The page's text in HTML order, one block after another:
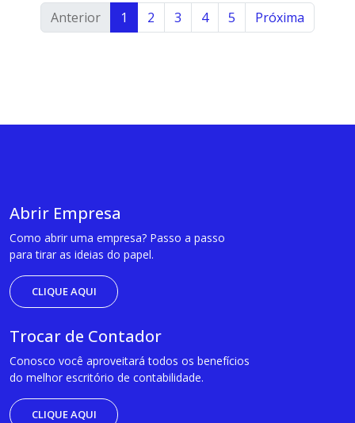
Anterior 1 2 3 4 5 Próxima
Abrir Empresa
Como abrir uma empresa? Passo a passo
para tirar as ideias do papel.
CLIQUE AQUI
Trocar de Contador
Conosco você aproveitará todos os benefícios
do melhor escritório de contabilidade.
CLIQUE AQUI